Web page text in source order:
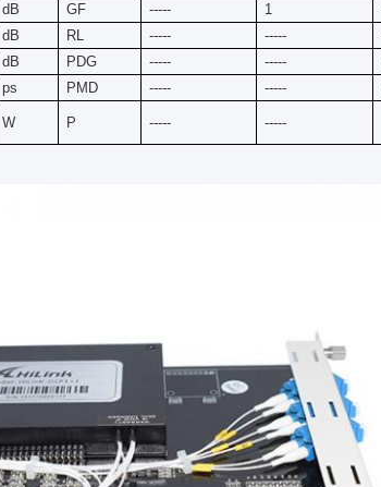
dB GF ----- 1
dB RL ----- -----
dB PDG ----- -----
ps PMD ----- -----
W P ----- -----